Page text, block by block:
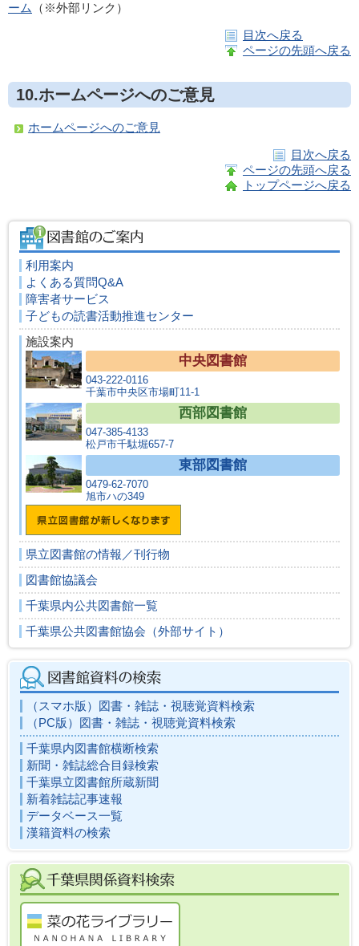
ーム
（※外部リンク）
目次へ戻る
ページの先頭へ戻る
10.ホームページへのご意見
ホームページへのご意見
目次へ戻る
ページの先頭へ戻る
トップページへ戻る
利用案内
よくある質問Q&A
障害者サービス
子どもの読書活動推進センター
施設案内
中央図書館
043-222-0116
千葉市中央区市場町11-1
西部図書館
047-385-4133
松戸市千駄堀657-7
東部図書館
0479-62-7070
旭市ハの349
県立図書館の情報／刊行物
図書館協議会
千葉県内公共図書館一覧
千葉県公共図書館協会（外部サイト）
（スマホ版）図書・雑誌・視聴覚資料検索
（PC版）図書・雑誌・視聴覚資料検索
千葉県内図書館横断検索
新聞・雑誌総合目録検索
千葉県立図書館所蔵新聞
新着雑誌記事速報
データベース一覧
漢籍資料の検索